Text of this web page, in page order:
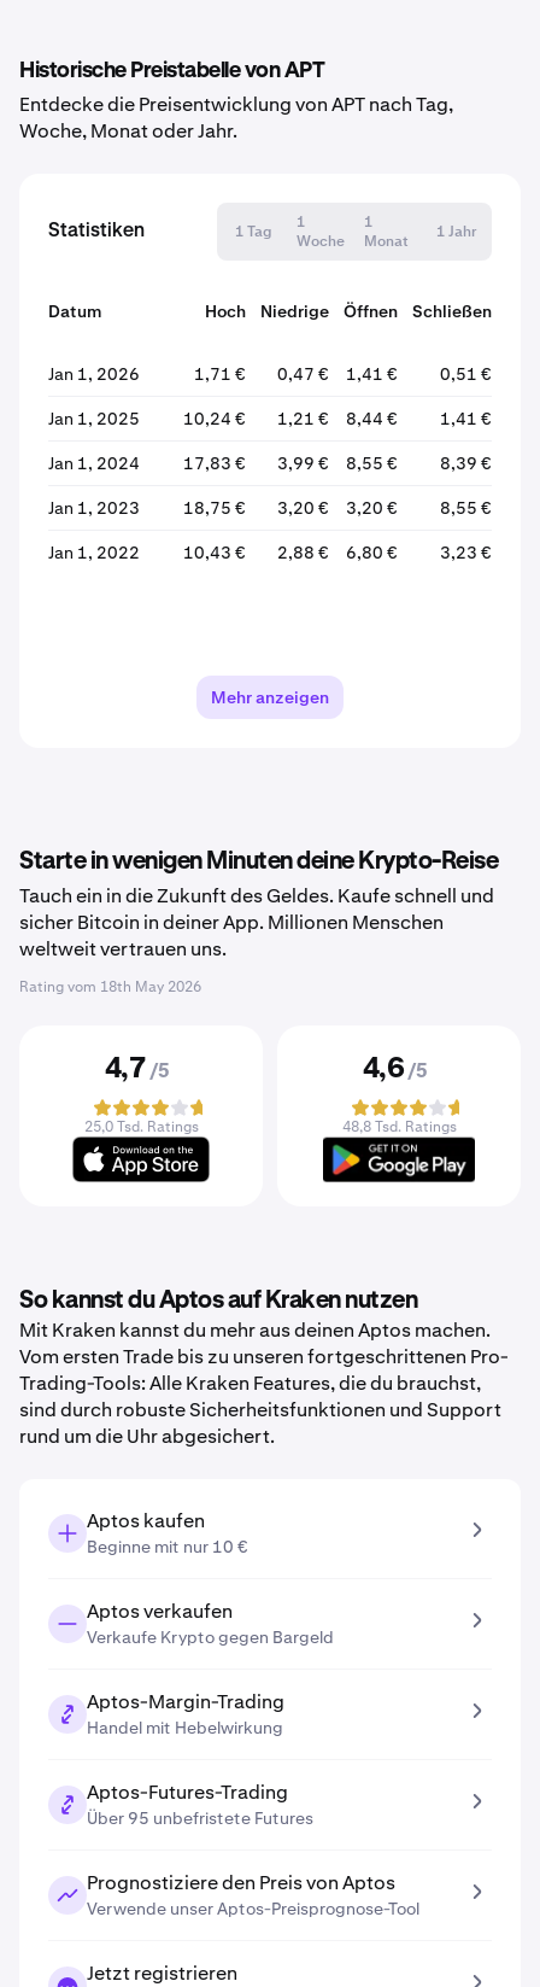
Historische Preistabelle von APT
Entdecke die Preisentwicklung von APT nach Tag,
Woche, Monat oder Jahr.
Statistiken 1 Tag
1
Woche
1
Monat
1 Jahr
Datum Hoch Niedrige Öffnen
Schließen
Jan 1, 2026
1,71 € 0,47 € 1,41 € 0,51 €
Jan 1, 2025 10,24 € 1,21 € 8,44 € 1,41 €
Jan 1, 2024 17,83 € 3,99 € 8,55 € 8,39 €
Jan 1, 2023 18,75 € 3,20 € 3,20 € 8,55 €
Jan 1, 2022 10,43 € 2,88 € 6,80 € 3,23 €
Mehr anzeigen
Starte in wenigen Minuten deine Krypto-Reise
Tauch ein in die Zukunft des Geldes. Kaufe schnell und
sicher Bitcoin in deiner App. Millionen Menschen
weltweit vertrauen uns.
Rating vom 18th May 2026
4,7 /5
25,0 Tsd. Ratings
4,6 /5
48,8 Tsd. Ratings
So kannst du Aptos auf Kraken nutzen
Mit Kraken kannst du mehr aus deinen Aptos machen.
Vom ersten Trade bis zu unseren fortgeschrittenen Pro-
Trading-Tools: Alle Kraken Features, die du brauchst,
sind durch robuste Sicherheitsfunktionen und Support
rund um die Uhr abgesichert.
Aptos kaufen
Beginne mit nur 10 €
Aptos verkaufen
Verkaufe Krypto gegen Bargeld
Aptos-Margin-Trading
Handel mit Hebelwirkung
Aptos-Futures-Trading
Über 95 unbefristete Futures
Prognostiziere den Preis von Aptos
Verwende unser Aptos-Preisprognose-Tool
Jetzt registrieren